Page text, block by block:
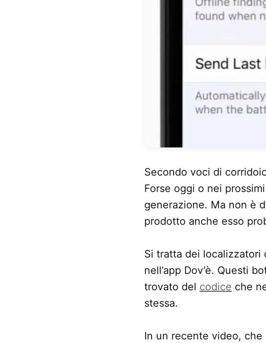
Secondo voci di
Forse oggi o nei
generazione. Ma non è
prodotto anche esso
Si tratta dei localizzatori
nell’app Dov’è. Questi
trovato del codice che
stessa.
In un recente video, che